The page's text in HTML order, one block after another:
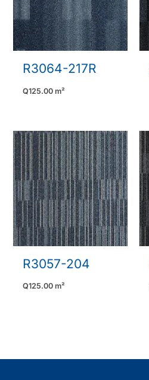
R3064-217R
Q125.00 m²
R3057-204
Q125.00 m²